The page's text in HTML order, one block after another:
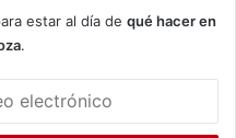
estar al día de qué hacer en
.